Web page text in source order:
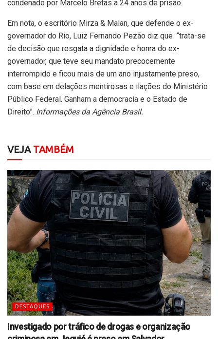
condenado por Marcelo Bretas a 24 anos de prisão.
Em nota, o escritório Mirza & Malan, que defende o ex-
governador do Rio, Luiz Fernando Pezão diz que “trata-se
de decisão que resgata a dignidade e honra do ex-
governador, que teve seu mandato precocemente
interrompido e ficou mais de um ano injustamente preso,
com base em delações mentirosas e ilações do Ministério
Público Federal. Ganham a democracia e o Estado de
Direito”. Informações da Agência Brasil.
VEJATAMBÉM
DESTAQUES
Investigado por tráfico de drogas e organização